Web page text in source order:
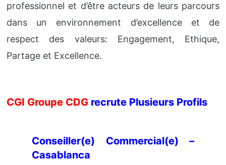
professionnel et d’être acteurs de leurs parcours
dans un environnement d’excellence et de
respect des valeurs: Engagement, Ethique,
Partage et Excellence.
CGI Groupe CDG recrute Plusieurs Profils
Conseiller(e) Commercial(e) –
Casablanca